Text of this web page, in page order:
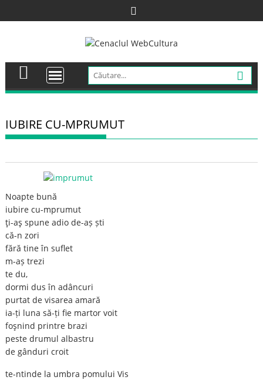
to
IUBIRE CU-MPRUMUT
Noapte bună
iubire cu-mprumut
ţi-aş spune adio de-aș ști
că-n zori
fără tine în suflet
m-aș trezi
te du,
dormi dus în adâncuri
purtat de visarea amară
ia-ți luna să-ți fie martor voit
foşnind printre brazi
peste drumul albastru
de gânduri croit
te-ntinde la umbra pomului Vis